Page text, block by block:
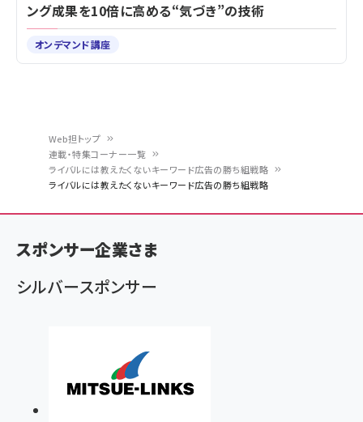
く
ず
Web担トップ
連載・特集コーナー一覧
ライバルには教えたくないキーワード広告の勝ち組戦略
ライバルには教えたくないキーワード広告の勝ち組戦略
ング成果を10倍に高める“気づき”の技術
オンデマンド講座
スポンサー企業さま
シルバースポンサー